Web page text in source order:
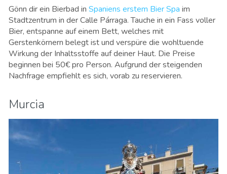
Gönn dir ein Bierbad in Spaniens erstem Bier Spa im
Stadtzentrum in der Calle Párraga. Tauche in ein Fass voller
Bier, entspanne auf einem Bett, welches mit
Gerstenkörnern belegt ist und verspüre die wohltuende
Wirkung der Inhaltsstoffe auf deiner Haut. Die Preise
beginnen bei 50€ pro Person. Aufgrund der steigenden
Nachfrage empfiehlt es sich, vorab zu reservieren.
Murcia